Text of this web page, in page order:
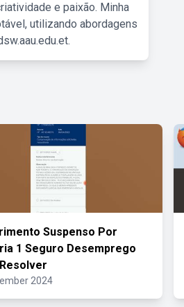
e paixão. Minha
utilizando abordagens
Suspenso Por
1 Seguro Desemprego
2024